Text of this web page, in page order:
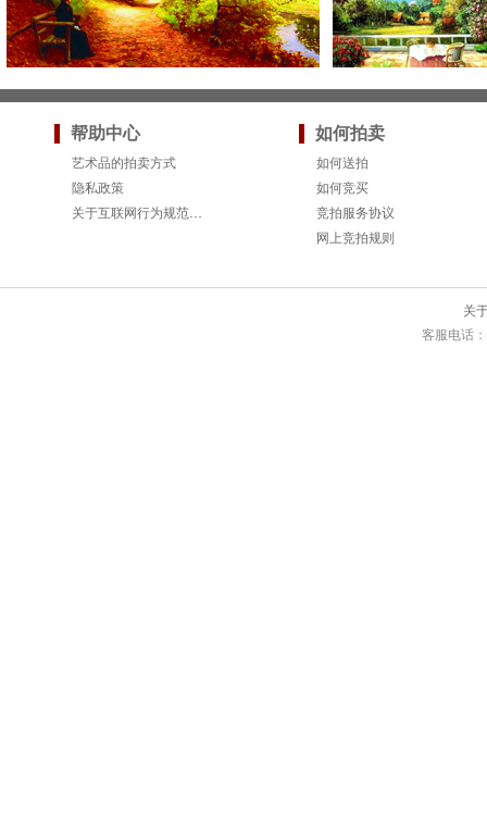
帮助中心
艺术品的拍卖方式
隐私政策
关于互联网行为规范的法律要求
如何拍卖
如何送拍
如何竞买
竞拍服务协议
网上竞拍规则
关
客服电话